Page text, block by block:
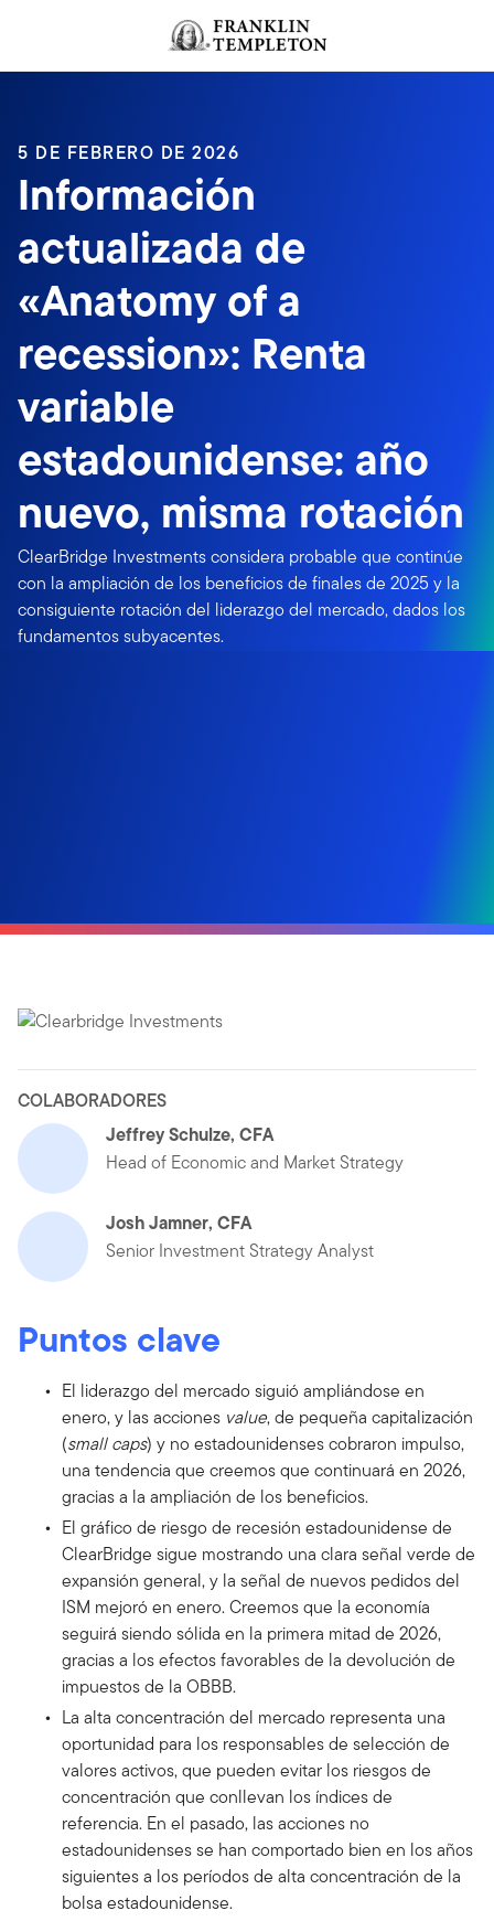
5 DE FEBRERO DE 2026
Información
actualizada de
«Anatomy of a
recession»: Renta
variable
estadounidense: año
nuevo, misma rotación
ClearBridge Investments considera probable que continúe
con la ampliación de los beneficios de finales de 2025 y la
consiguiente rotación del liderazgo del mercado, dados los
fundamentos subyacentes.
COLABORADORES
Jeffrey Schulze, CFA
Head of Economic and Market Strategy
Josh Jamner, CFA
Senior Investment Strategy Analyst
Puntos clave
El liderazgo del mercado siguió ampliándose en
enero, y las acciones value, de pequeña capitalización
(small caps) y no estadounidenses cobraron impulso,
una tendencia que creemos que continuará en 2026,
gracias a la ampliación de los beneficios.
El gráfico de riesgo de recesión estadounidense de
ClearBridge sigue mostrando una clara señal verde de
expansión general, y la señal de nuevos pedidos del
ISM mejoró en enero. Creemos que la economía
seguirá siendo sólida en la primera mitad de 2026,
gracias a los efectos favorables de la devolución de
impuestos de la OBBB.
La alta concentración del mercado representa una
oportunidad para los responsables de selección de
valores activos, que pueden evitar los riesgos de
concentración que conllevan los índices de
referencia. En el pasado, las acciones no
estadounidenses se han comportado bien en los años
siguientes a los períodos de alta concentración de la
bolsa estadounidense.